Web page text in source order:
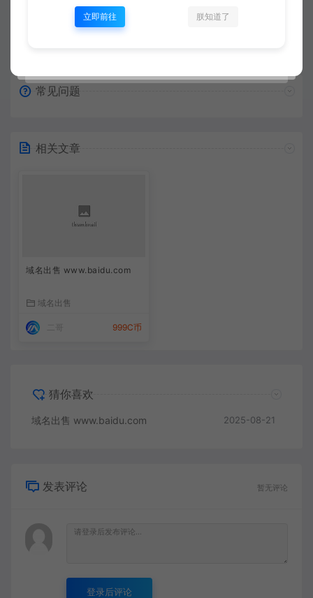
常见问题
相关文章
域名出售 www.baidu.com
域名出售
999C币
猜你喜欢
域名出售 www.baidu.com 2025-08-21
发表评论 暂无评论
登录后评论
立即前往 朕知道了